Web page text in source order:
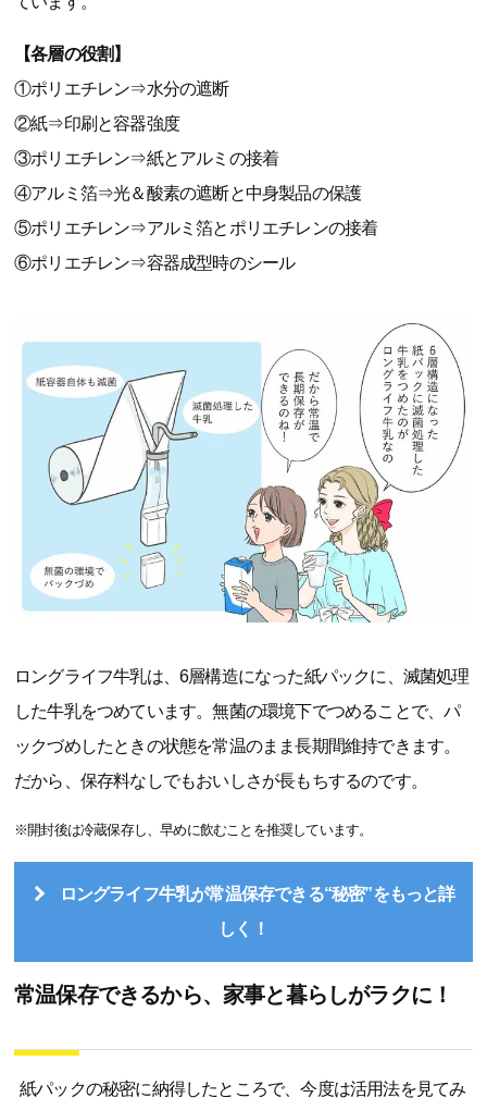
【各層の役割】
①ポリエチレン⇒水分の遮断
②紙⇒印刷と容器強度
③ポリエチレン⇒紙とアルミの接着
④アルミ箔⇒光＆酸素の遮断と中身製品の保護
⑤ポリエチレン⇒アルミ箔とポリエチレンの接着
⑥ポリエチレン⇒容器成型時のシール
ロングライフ牛乳は、6層構造になった紙パックに、滅菌処理
した牛乳をつめています。無菌の環境下でつめることで、パ
ックづめしたときの状態を常温のまま長期間維持できます。
だから、保存料なしでもおいしさが長もちするのです。
※開封後は冷蔵保存し、早めに飲むことを推奨しています。
ロングライフ牛乳が常温保存できる“秘密”をもっと詳
しく！
常温保存できるから、家事と暮らしがラクに！
紙パックの秘密に納得したところで、今度は活用法を見てみ